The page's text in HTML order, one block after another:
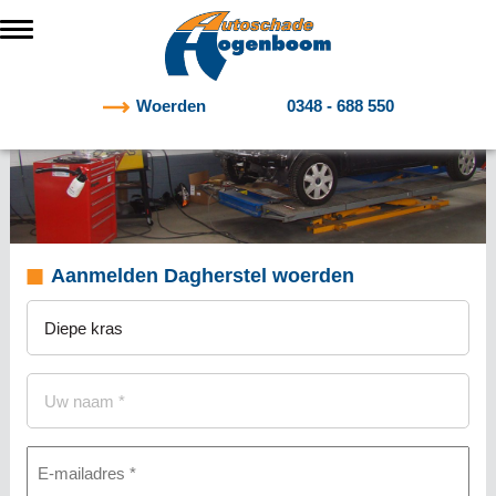
Woerden 0348 - 688 550
Aanmelden Dagherstel woerden
Onderwerp
(Vereist)
Naam
(Vereist)
E-